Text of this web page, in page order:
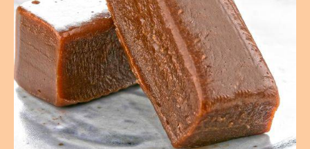
Alfajores
ALFAJORES
Balas
de
Brigadeiro